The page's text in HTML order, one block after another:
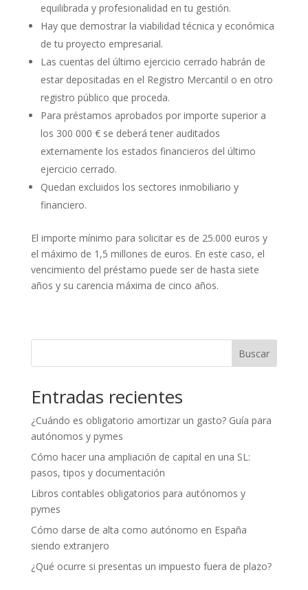
equilibrada y profesionalidad en tu gestión.
Hay que demostrar la viabilidad técnica y económica
de tu proyecto empresarial.
Las cuentas del último ejercicio cerrado habrán de
estar depositadas en el Registro Mercantil o en otro
registro público que proceda.
Para préstamos aprobados por importe superior a
los 300 000 € se deberá tener auditados
externamente los estados financieros del último
ejercicio cerrado.
Quedan excluidos los sectores inmobiliario y
financiero.
El importe mínimo para solicitar es de 25.000 euros y
el máximo de 1,5 millones de euros. En este caso, el
vencimiento del préstamo puede ser de hasta siete
años y su carencia máxima de cinco años.
Buscar
Entradas recientes
¿Cuándo es obligatorio amortizar un gasto? Guía para
autónomos y pymes
Cómo hacer una ampliación de capital en una SL:
pasos, tipos y documentación
Libros contables obligatorios para autónomos y
pymes
Cómo darse de alta como autónomo en España
siendo extranjero
¿Qué ocurre si presentas un impuesto fuera de plazo?